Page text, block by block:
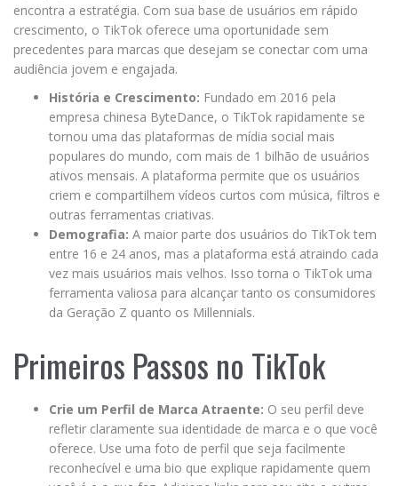
encontra a estratégia. Com sua base de usuários em rápido
crescimento, o TikTok oferece uma oportunidade sem
precedentes para marcas que desejam se conectar com uma
audiência jovem e engajada.
História e Crescimento: Fundado em 2016 pela
empresa chinesa ByteDance, o TikTok rapidamente se
tornou uma das plataformas de mídia social mais
populares do mundo, com mais de 1 bilhão de usuários
ativos mensais. A plataforma permite que os usuários
criem e compartilhem vídeos curtos com música, filtros e
outras ferramentas criativas.
Demografia: A maior parte dos usuários do TikTok tem
entre 16 e 24 anos, mas a plataforma está atraindo cada
vez mais usuários mais velhos. Isso torna o TikTok uma
ferramenta valiosa para alcançar tanto os consumidores
da Geração Z quanto os Millennials.
Primeiros Passos no TikTok
Crie um Perfil de Marca Atraente: O seu perfil deve
refletir claramente sua identidade de marca e o que você
oferece. Use uma foto de perfil que seja facilmente
reconhecível e uma bio que explique rapidamente quem